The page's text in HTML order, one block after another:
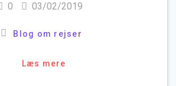
0 03/02/2019
Blog om rejser
Læs mere